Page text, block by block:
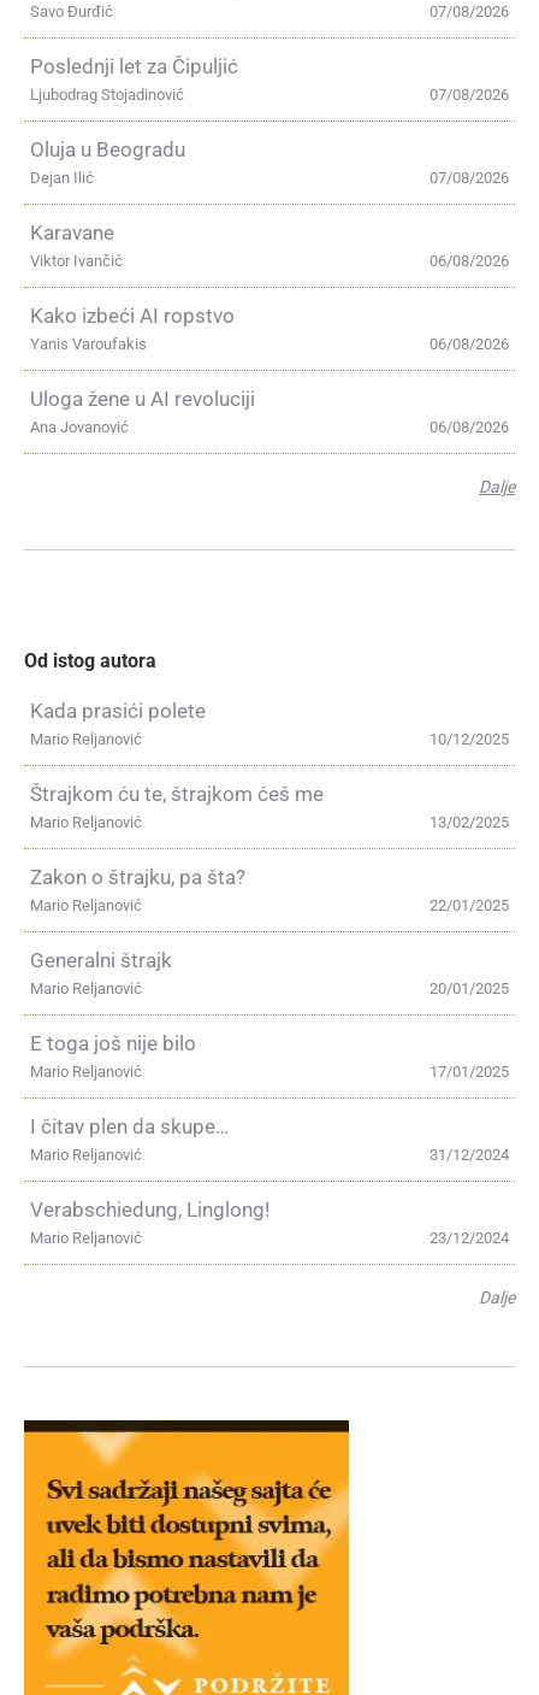
07/08/2026
Savo Đurđić
Poslednji let za Čipuljić
07/08/2026
Ljubodrag Stojadinović
Oluja u Beogradu
07/08/2026
Dejan Ilić
Karavane
06/08/2026
Viktor Ivančić
Kako izbeći AI ropstvo
06/08/2026
Yanis Varoufakis
Uloga žene u AI revoluciji
06/08/2026
Ana Jovanović
Dalje
Od istog autora
Kada prasići polete
10/12/2025
Mario Reljanović
Štrajkom ću te, štrajkom ćeš me
13/02/2025
Mario Reljanović
Zakon o štrajku, pa šta?
22/01/2025
Mario Reljanović
Generalni štrajk
20/01/2025
Mario Reljanović
E toga još nije bilo
17/01/2025
Mario Reljanović
I čitav plen da skupe…
31/12/2024
Mario Reljanović
Verabschiedung, Linglong!
23/12/2024
Mario Reljanović
Dalje